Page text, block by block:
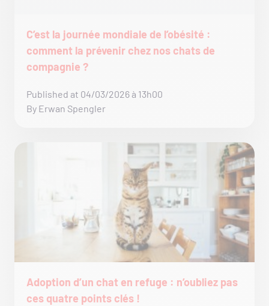
C’est la journée mondiale de l’obésité :
comment la prévenir chez nos chats de
compagnie ?
Published at 04/03/2026 à 13h00
By Erwan Spengler
Adoption d’un chat en refuge : n’oubliez pas
ces quatre points clés !